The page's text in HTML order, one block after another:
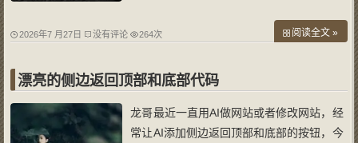
后问AI添加自己还需要的其他功能。 一、
点击遮罩区域或关闭按钮关闭 · ✅ 鼠
2026年7 月27日 没有评论 264次 阅读全文 »
漂亮的侧边返回顶部和底部代码
龙哥最近一直用AI做网站或者修改网站，经
常让AI添加侧边返回顶部和底部的按钮，今